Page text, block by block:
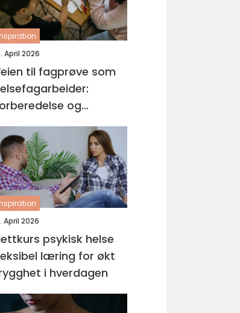
April 2026
til fagprøve som
og
April 2026
psykisk helse
læring for økt
i hverdagen